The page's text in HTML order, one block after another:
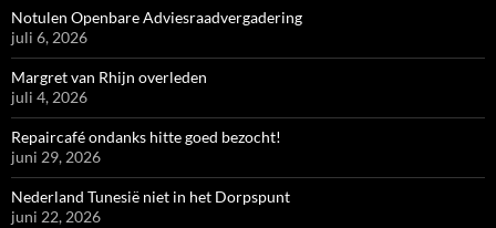
Notulen Openbare Adviesraadvergadering
juli 6, 2026
Margret van Rhijn overleden
juli 4, 2026
Repaircafé ondanks hitte goed bezocht!
juni 29, 2026
Nederland Tunesië niet in het Dorpspunt
juni 22, 2026